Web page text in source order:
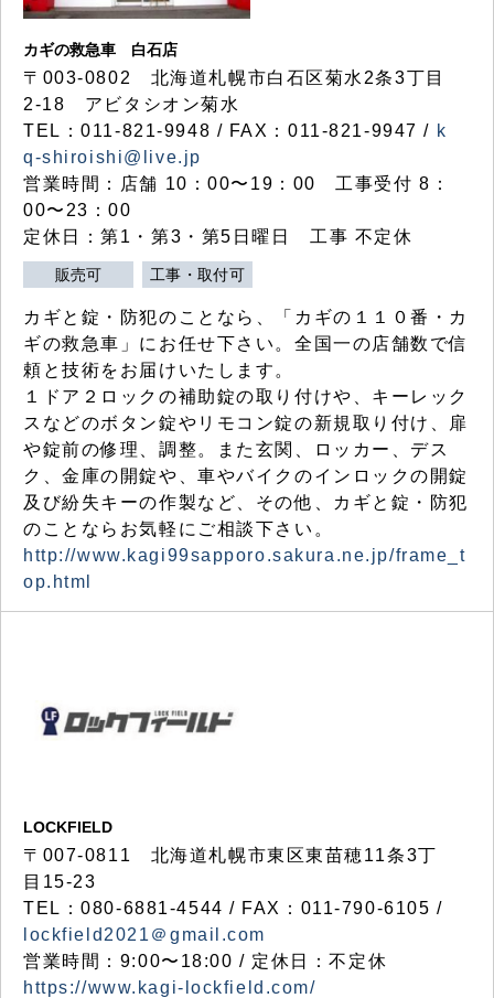
カギの救急車 白石店
〒003-0802 北海道札幌市白石区菊水2条3丁目
2-18 アビタシオン菊水
TEL：011-821-9948 / FAX：011-821-9947 / k
q-shiroishi@live.jp
営業時間：店舗 10：00〜19：00 工事受付 8：
00〜23：00
定休日：第1・第3・第5日曜日 工事 不定休
販売可 工事・取付可
カギと錠・防犯のことなら、「カギの１１０番・カ
ギの救急車」にお任せ下さい。全国一の店舗数で信
頼と技術をお届けいたします。
１ドア２ロックの補助錠の取り付けや、キーレック
スなどのボタン錠やリモコン錠の新規取り付け、扉
や錠前の修理、調整。また玄関、ロッカー、デス
ク、金庫の開錠や、車やバイクのインロックの開錠
及び紛失キーの作製など、その他、カギと錠・防犯
のことならお気軽にご相談下さい。
http://www.kagi99sapporo.sakura.ne.jp/frame_t
op.html
LOCKFIELD
〒007-0811 北海道札幌市東区東苗穂11条3丁
目15-23
TEL：080-6881-4544 / FAX：011-790-6105 /
lockfield2021＠gmail.com
営業時間：9:00〜18:00 / 定休日：不定休
https://www.kagi-lockfield.com/